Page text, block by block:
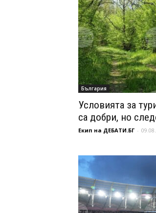
България
Условията за
са добри, но
Екип на ДЕБАТИ.БГ -